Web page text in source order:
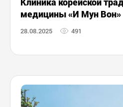
медицины «И Мун Вон»
28.08.2025 491